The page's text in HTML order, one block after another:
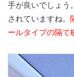
手が良いでしょう
されていますね。
ールタイプの隔て